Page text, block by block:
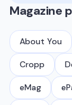
Magazine
About You
Cropp
eMag